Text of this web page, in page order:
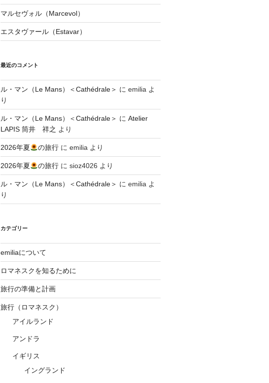
マルセヴォル（Marcevol）
エスタヴァール（Estavar）
最近のコメント
ル・マン（Le Mans）＜Cathédrale＞ に emiliaよ
り
ル・マン（Le Mans）＜Cathédrale＞ に Atelier
LAPIS 筒井 祥之 より
2026年夏 の旅行に emiliaより
2026年夏 の旅行に sioz4026 より
ル・マン（Le Mans）＜Cathédrale＞ に emiliaよ
り
カテゴリー
emiliaについて
ロマネスクを知るために
旅行の準備と計画
旅行（ロマネスク）
アイルランド
アンドラ
イギリス
イングランド